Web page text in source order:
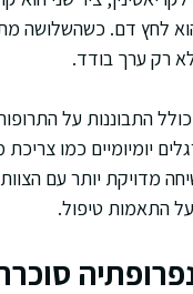
לחץ דם. כשהשלושה
רק ערך בודד.
התבוננות על
יומיומיים כמו
מדויקת יותר עם
התאמות טיפול.